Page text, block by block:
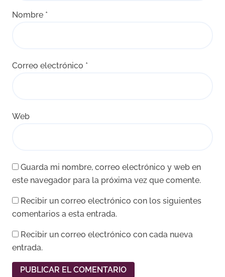
Nombre *
Correo electrónico *
Web
Guarda mi nombre, correo electrónico y web en
este navegador para la próxima vez que comente.
Recibir un correo electrónico con los siguientes
comentarios a esta entrada.
Recibir un correo electrónico con cada nueva
entrada.